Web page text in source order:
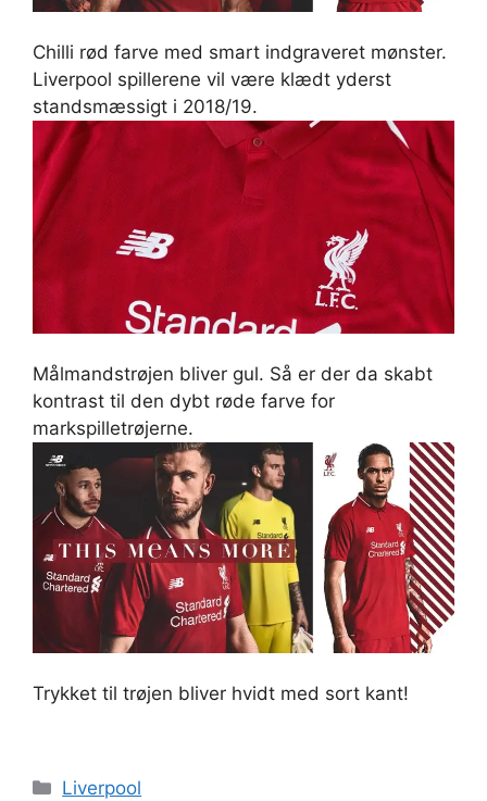
Chilli rød farve med smart indgraveret mønster.
Liverpool spillerene vil være klædt yderst
standsmæssigt i 2018/19.
Målmandstrøjen bliver gul. Så er der da skabt
kontrast til den dybt røde farve for
markspilletrøjerne.
Trykket til trøjen bliver hvidt med sort kant!
Kategorier
Liverpool